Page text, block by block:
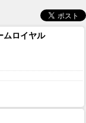
ムロイヤル